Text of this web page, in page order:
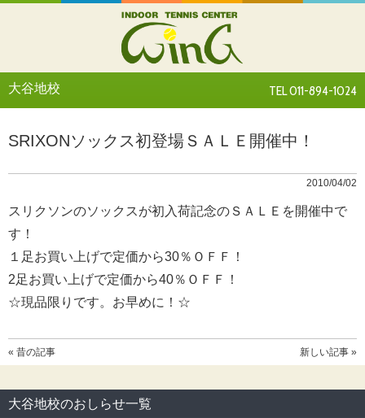
大谷地校 TEL 011-894-1024
SRIXONソックス初登場ＳＡＬＥ開催中！
2010/04/02
スリクソンのソックスが初入荷記念のＳＡＬＥを開催中で
す！
１足お買い上げで定価から30％ＯＦＦ！
2足お買い上げで定価から40％ＯＦＦ！
☆現品限りです。お早めに！☆
« 昔の記事 新しい記事 »
大谷地校のおしらせ一覧